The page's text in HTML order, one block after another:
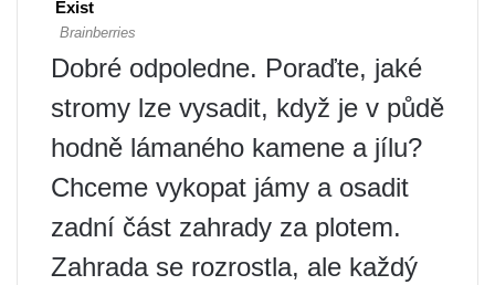
Dobré odpoledne. Poraďte, jaké
stromy lze vysadit, když je v půdě
hodně lámaného kamene a jílu?
Chceme vykopat jámy a osadit
zadní část zahrady za plotem.
Zahrada se rozrostla, ale každý